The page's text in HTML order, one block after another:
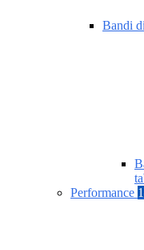
Bandi
Performance